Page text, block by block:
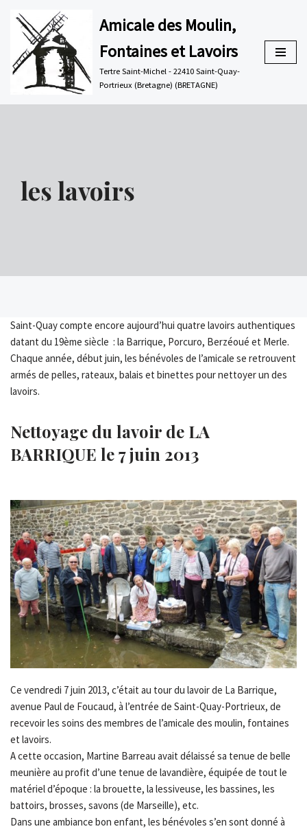
Aller
au
contenu
Amicale des Moulin,
Fontaines et Lavoirs
Tertre Saint-Michel - 22410 Saint-Quay-
Portrieux (Bretagne) (BRETAGNE)
les lavoirs
Saint-Quay compte encore aujourd’hui quatre lavoirs authentiques
datant du 19ème siècle : la Barrique, Porcuro, Berzéoué et Merle.
Chaque année, début juin, les bénévoles de l’amicale se retrouvent
armés de pelles, rateaux, balais et binettes pour nettoyer un des
lavoirs.
Nettoyage du lavoir de LA
BARRIQUE le 7 juin 2013
Ce vendredi 7 juin 2013, c’était au tour du lavoir de La Barrique,
avenue Paul de Foucaud, à l’entrée de Saint-Quay-Portrieux, de
recevoir les soins des membres de l’amicale des moulin, fontaines
et lavoirs.
A cette occasion, Martine Barreau avait délaissé sa tenue de belle
meunière au profit d’une tenue de lavandière, équipée de tout le
matériel d’époque : la brouette, la lessiveuse, les bassines, les
battoirs, brosses, savons (de Marseille), etc.
Dans une ambiance bon enfant, les bénévoles s’en sont donné à